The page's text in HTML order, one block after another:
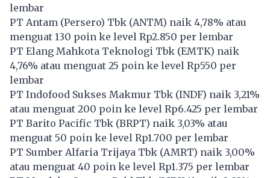
lembar
PT Antam (Persero) Tbk (ANTM) naik 4,78% atau
menguat 130 poin ke level Rp2.850 per lembar
PT Elang Mahkota Teknologi Tbk (EMTK) naik
4,76% atau menguat 25 poin ke level Rp550 per
lembar
PT Indofood Sukses Makmur Tbk (INDF) naik 3,21%
atau menguat 200 poin ke level Rp6.425 per lembar
PT Barito Pacific Tbk (BRPT) naik 3,03% atau
menguat 50 poin ke level Rp1.700 per lembar
PT Sumber Alfaria Trijaya Tbk (AMRT) naik 3,00%
atau menguat 40 poin ke level Rp1.375 per lembar